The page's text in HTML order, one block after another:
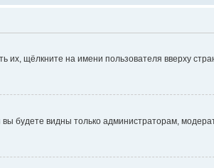
их, щёлкните на имени пользователя вверху
вы будете видны только администраторам,